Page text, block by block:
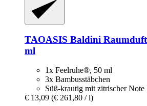
TAOASIS Baldini
ml
1x Feelruhe®, 50 ml
3x Bambusstäbchen
Süß-krautig mit zitrischer Note
€ 13,09 (€ 261,80 / l)